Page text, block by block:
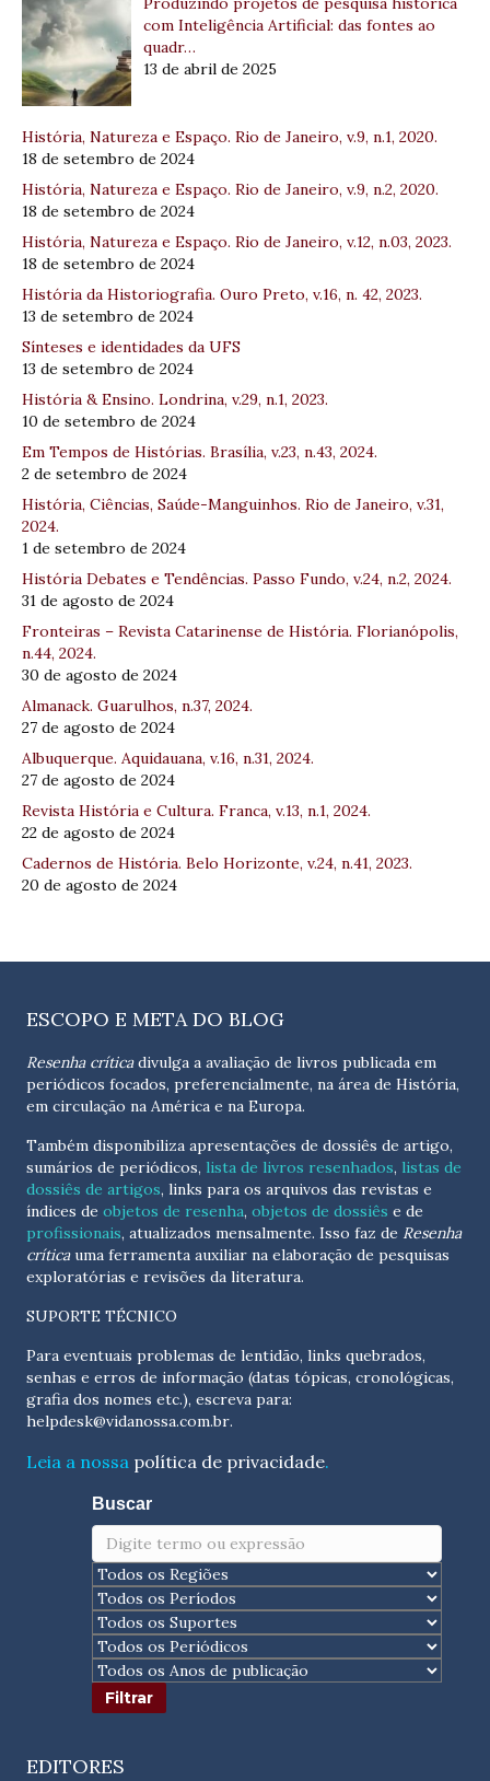
com Inteligência Artificial: das fontes ao
quadr…
13 de abril de 2025
História, Natureza e Espaço. Rio de Janeiro, v.9, n.1, 2020.
18 de setembro de 2024
História, Natureza e Espaço. Rio de Janeiro, v.9, n.2, 2020.
18 de setembro de 2024
História, Natureza e Espaço. Rio de Janeiro, v.12, n.03, 2023.
18 de setembro de 2024
História da Historiografia. Ouro Preto, v.16, n. 42, 2023.
13 de setembro de 2024
Sínteses e identidades da UFS
13 de setembro de 2024
História & Ensino. Londrina, v.29, n.1, 2023.
10 de setembro de 2024
Em Tempos de Histórias. Brasília, v.23, n.43, 2024.
2 de setembro de 2024
História, Ciências, Saúde-Manguinhos. Rio de Janeiro, v.31,
2024.
1 de setembro de 2024
História Debates e Tendências. Passo Fundo, v.24, n.2, 2024.
31 de agosto de 2024
Fronteiras – Revista Catarinense de História. Florianópolis,
n.44, 2024.
30 de agosto de 2024
Almanack. Guarulhos, n.37, 2024.
27 de agosto de 2024
Albuquerque. Aquidauana, v.16, n.31, 2024.
27 de agosto de 2024
Revista História e Cultura. Franca, v.13, n.1, 2024.
22 de agosto de 2024
Cadernos de História. Belo Horizonte, v.24, n.41, 2023.
20 de agosto de 2024
ESCOPO E META DO BLOG
Resenha críticadivulga a avaliação de livros publicada em
periódicos focados, preferencialmente, na área de História,
em circulação na América e na Europa.
Também disponibiliza apresentações de dossiês de artigo,
sumários de periódicos, lista de livros resenhados, listas de
dossiês de artigos, links para os arquivos das revistas e
índices de objetos de resenha, objetos de dossiês e de
profissionais, atualizados mensalmente. Isso faz de Resenha
críticauma ferramenta auxiliar na elaboração de pesquisas
exploratórias e revisões da literatura.
SUPORTE TÉCNICO
Para eventuais problemas de lentidão, links quebrados,
senhas e erros de informação (datas tópicas, cronológicas,
helpdesk@vidanossa.com.br.
Leia a nossa política de privacidade.
Buscar
EDITORES